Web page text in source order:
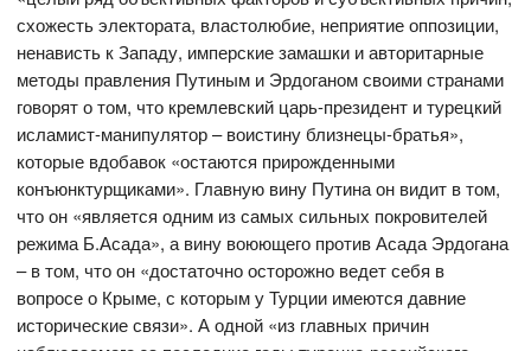
схожесть электората, властолюбие, неприятие оппозиции,
ненависть к Западу, имперские замашки и авторитарные
методы правления Путиным и Эрдоганом своими странами
говорят о том, что кремлевский царь-президент и турецкий
исламист-манипулятор – воистину близнецы-братья»,
которые вдобавок «остаются прирожденными
конъюнктурщиками». Главную вину Путина он видит в том,
что он «является одним из самых сильных покровителей
режима Б.Асада», а вину воюющего против Асада Эрдогана
– в том, что он «достаточно осторожно ведет себя в
вопросе о Крыме, с которым у Турции имеются давние
исторические связи». А одной «из главных причин